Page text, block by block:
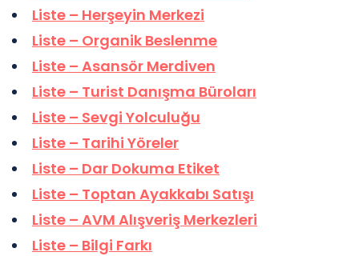
Liste – Herşeyin Merkezi
Liste – Organik Beslenme
Liste – Asansör Merdiven
Liste – Turist Danışma Büroları
Liste – Sevgi Yolculuğu
Liste – Tarihi Yöreler
Liste – Dar Dokuma Etiket
Liste – Toptan Ayakkabı Satışı
Liste – AVM Alışveriş Merkezleri
Liste – Bilgi Farkı